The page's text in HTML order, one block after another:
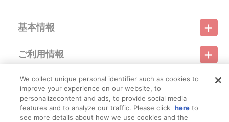
基本情報
利用規約 特定商取引法に基づく表示
プライバシーオプション 会社概要
ご利用情報
ご利用ガイド サイトマップ 推奨環境
Do Not Sell or Share My Personal Information
会員メニュー
ログイン 会員規約 新規会員登録
その他のご案内
We collect unique personal identifier such as cookies to
improve your experience on our website, to
personalizecontent and ads, to provide social media
features and to analyze our traffic. Please click hereto
see more details about how we use cookies and the